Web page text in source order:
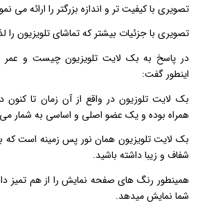
تصویری با کیفیت تر و اندازه بزرگتر را ارائه می
تصویری با جزئیات بیشتر که تماشای تلویزیون
در پاسخ به بک لایت تلویزیون چیست و عمر
اینطور گفت:
بک لایت تلوزیون در واقع از آن زمان تا کنون
همراه بوده و یک عضو اصلی و اساسی به شمار
بک لایت تلویزیون همان نور پس زمینه است
شفاف و زیبا داشته باشید.
همینطور رنگ های صفحه نمایش را از هم تمیز
شما نمایش میدهد.